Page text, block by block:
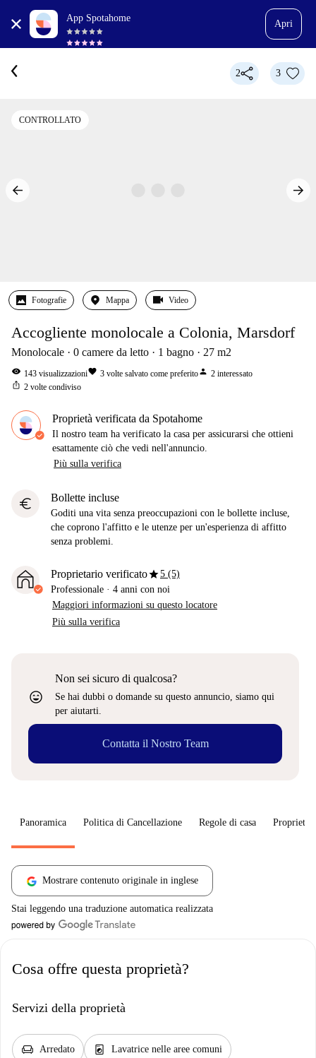
App Spotahome
Apri
2 3
CONTROLLATO
Fotografie Mappa Video
Accogliente monolocale a Colonia, Marsdorf
Monolocale 0 camere da letto 1 bagno 27 m2
visibility 143 visualizzazionifavorite 3 volte salvato come preferitoperson 2 interessato
ios_share 2 volte condiviso
Proprietà verificata da Spotahome
Il nostro team ha verificato la casa per assicurarsi che ottieni
esattamente ciò che vedi nell'annuncio.
Più sulla verifica
euro Bollette incluse
Goditi una vita senza preoccupazioni con le bollette incluse,
che coprono l'affitto e le utenze per un'esperienza di affitto
senza problemi.
Proprietario verificatostar5 (5)
Professionale · 4 anni con noi
Maggiori informazioni su questo locatore
Più sulla verifica
sentiment_very_satisfied
Non sei sicuro di qualcosa?
Se hai dubbi o domande su questo annuncio, siamo qui
per aiutarti.
Contatta il Nostro Team
Panoramica Politica di Cancellazione Regole di casa
Mostrare contenuto originale in inglese
Stai leggendo una traduzione automatica realizzata
Cosa offre questa proprietà?
Servizi della proprietà
chair Arredato local_laundry_service Lavatrice nelle aree comuni